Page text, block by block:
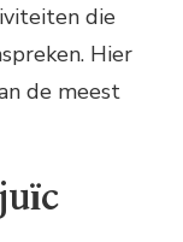
die
Hier
de meest